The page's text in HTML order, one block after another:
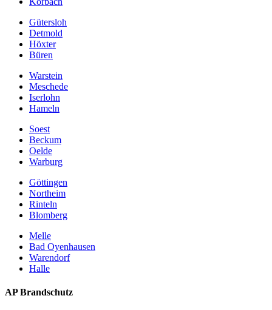
Gütersloh
Detmold
Höxter
Büren
Warstein
Meschede
Iserlohn
Hameln
Soest
Beckum
Oelde
Warburg
Göttingen
Northeim
Rinteln
Blomberg
Melle
Bad Oyenhausen
Warendorf
Halle
AP Brandschutz